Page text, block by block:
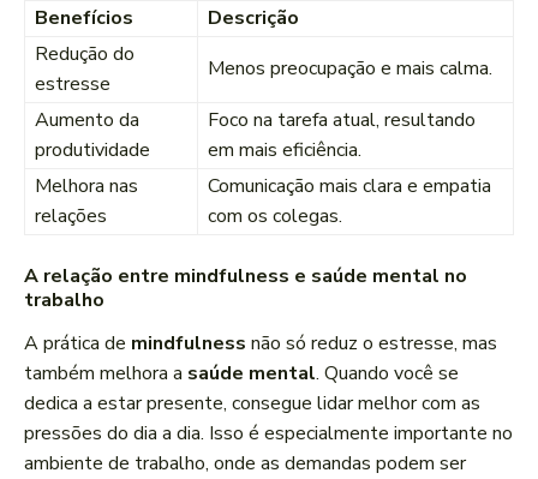
Benefícios
Descrição
Redução do
estresse
Menos preocupação e mais calma.
Aumento da
produtividade
Foco na tarefa atual, resultando
em mais eficiência.
Melhora nas
relações
Comunicação mais clara e empatia
com os colegas.
A relação entre mindfulness e saúde mental no
trabalho
A prática de mindfulness não só reduz o estresse, mas
também melhora a saúde mental. Quando você se
dedica a estar presente, consegue lidar melhor com as
pressões do dia a dia. Isso é especialmente importante no
ambiente de trabalho, onde as demandas podem ser